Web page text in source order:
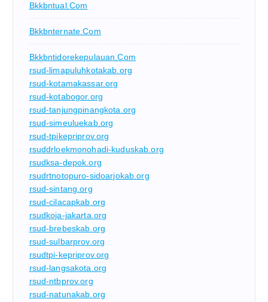
Bkkbntual.com
Bkkbnternate.com
Bkkbntidorekepulauan.com
rsud-limapuluhkotakab.org
rsud-kotamakassar.org
rsud-kotabogor.org
rsud-tanjungpinangkota.org
rsud-simeuluekab.org
rsud-tpikepriprov.org
rsuddrloekmonohadi-kuduskab.org
rsudksa-depok.org
rsudrtnotopuro-sidoarjokab.org
rsud-sintang.org
rsud-cilacapkab.org
rsudkoja-jakarta.org
rsud-brebeskab.org
rsud-sulbarprov.org
rsudtpi-kepriprov.org
rsud-langsakota.org
rsud-ntbprov.org
rsud-natunakab.org